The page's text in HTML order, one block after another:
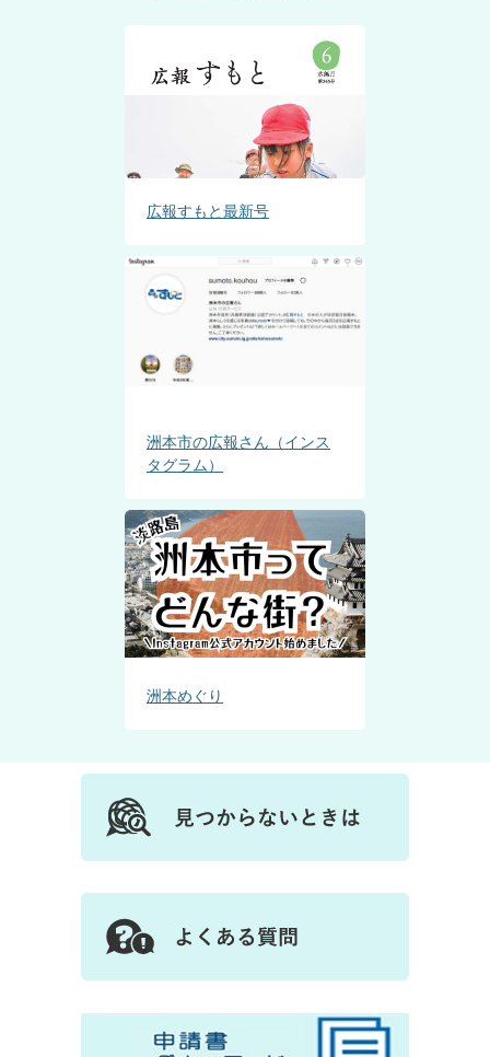
広報すもと最新号
洲本市の広報さん（インス
タグラム）
洲本めぐり